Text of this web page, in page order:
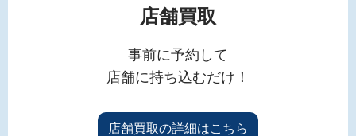
店舗買取
事前に予約して
店舗に持ち込むだけ！
店舗買取の詳細はこちら